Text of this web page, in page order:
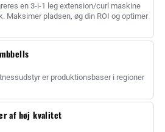
en 3-i-1 leg extension/curl maskine
Maksimer pladsen, øg din ROI og optimer
er produktionsbaser i regioner
af høj kvalitet